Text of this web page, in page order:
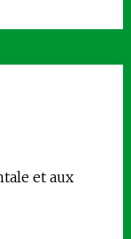
et aux